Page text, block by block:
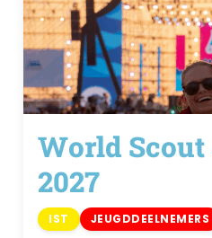
World
2027
IST JEUGDDEELNEMERS